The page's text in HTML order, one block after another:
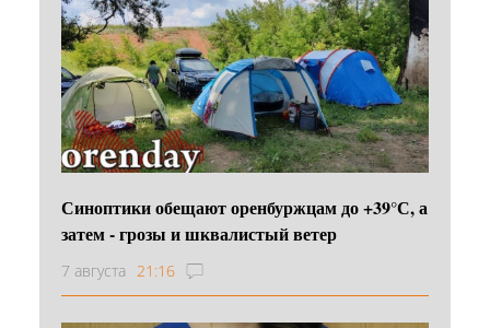
Синоптики обещают оренбуржцам до +39°С, а
затем - грозы и шквалистый ветер
7 августа 21:16